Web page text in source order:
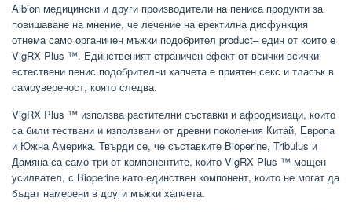
Albion медицински и други производители на пениса продукти за
повишаване на мнение, че лечение на еректилна дисфункция
отнема само органичен мъжки подобрител product– един от които е
VigRX Plus ™. Единственият страничен ефект от всички всички
естествени пенис подобрителни хапчета е приятен секс и тласък в
самоувереност, която следва.
VigRX Plus ™ използва растителни съставки и афродизиаци, които
са били тествани и използвани от древни поколения Китай, Европа
и Южна Америка. Твърди се, че съставките Bioperine, Tribulus и
Дамяна са само три от компонентите, които VigRX Plus ™ мощен
усилвател, с Bioperine като единствен компонент, които не могат да
бъдат намерени в други мъжки хапчета.